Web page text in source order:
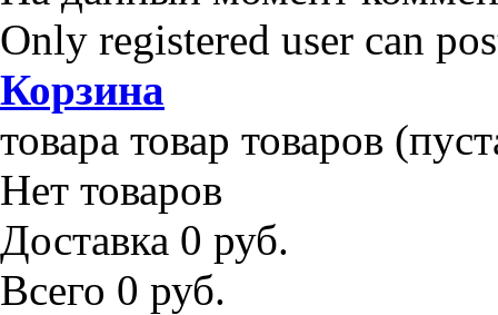
Only registered user can
Корзина
товара товар товаров
Нет товаров
Доставка 0 руб.
Всего 0 руб.